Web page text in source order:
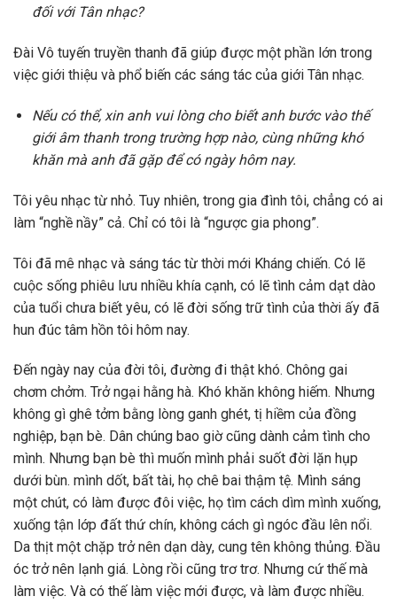
đối với Tân nhạc?
Đài Vô tuyến truyền thanh đã giúp được một phần lớn trong
việc giới thiệu và phổ biến các sáng tác của giới Tân nhạc.
Nếu có thể, xin anh vui lòng cho biết anh bước vào thế
giới âm thanh trong trường hợp nào, cùng những khó
khăn mà anh đã gặp để có ngày hôm nay.
Tôi yêu nhạc từ nhỏ. Tuy nhiên, trong gia đình tôi, chẳng có ai
làm “nghề nầy” cả. Chỉ có tôi là “ngược gia phong”.
Tôi đã mê nhạc và sáng tác từ thời mới Kháng chiến. Có lẽ
cuộc sống phiêu lưu nhiều khía cạnh, có lẽ tình cảm dạt dào
của tuổi chưa biết yêu, có lẽ đời sống trữ tình của thời ấy đã
hun đúc tâm hồn tôi hôm nay.
Đến ngày nay của đời tôi, đường đi thật khó. Chông gai
chơm chởm. Trở ngại hằng hà. Khó khăn không hiếm. Nhưng
không gì ghê tởm bằng lòng ganh ghét, tị hiềm của đồng
nghiệp, bạn bè. Dân chúng bao giờ cũng dành cảm tình cho
mình. Nhưng bạn bè thì muốn mình phải suốt đời lặn hụp
dưới bùn. mình dốt, bất tài, họ chê bai thậm tệ. Mình sáng
một chút, có làm được đôi việc, họ tìm cách dìm mình xuống,
xuống tận lớp đất thứ chín, không cách gì ngóc đầu lên nổi.
Da thịt một chặp trở nên dạn dày, cung tên không thủng. Đầu
óc trở nên lạnh giá. Lòng rồi cũng trơ trơ. Nhưng cứ thế mà
làm việc. Và có thế làm việc mới được, và làm được nhiều.